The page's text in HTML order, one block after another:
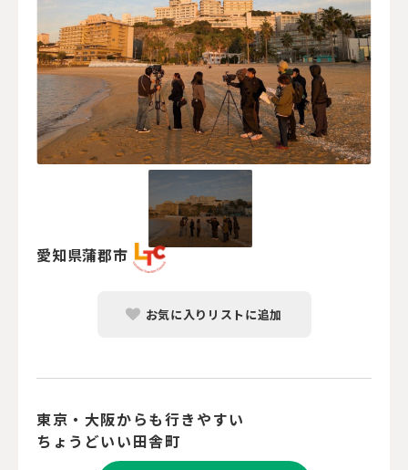
愛知県蒲郡市
お気に入りリストに追加
東京・大阪からも行きやすい
ちょうどいい田舎町